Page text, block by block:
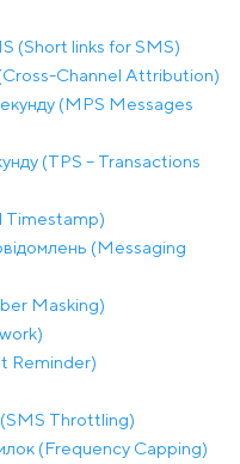
(Short links for SMS)
Channel Attribution)
(MPS Messages
(TPS – Transactions
Timestamp)
(Messaging
Masking)
Reminder)
Throttling)
(Frequency Capping)